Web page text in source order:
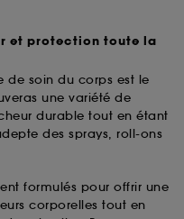
et protection toute la
de soin du corps est le
une variété de
durable tout en étant
des sprays, roll-ons
formulés pour offrir une
corporelles tout en